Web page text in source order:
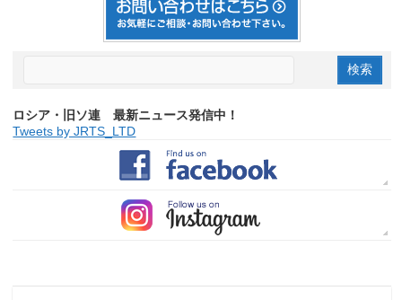
ロシア・旧ソ連 最新ニュース発信中！
Tweets by JRTS_LTD